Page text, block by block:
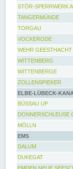
STÖR-SPERRWERK
TANGERMÜNDE
TORGAU
VOCKERODE
WEHR GEESTHACHT
WITTENBERG
WITTENBERGE
ZOLLENSPIEKER
ELBE-LÜBECK-
BÜSSAU UP
DONNERSCHLEUSE
MÖLLN
EMS
DALUM
DUKEGAT